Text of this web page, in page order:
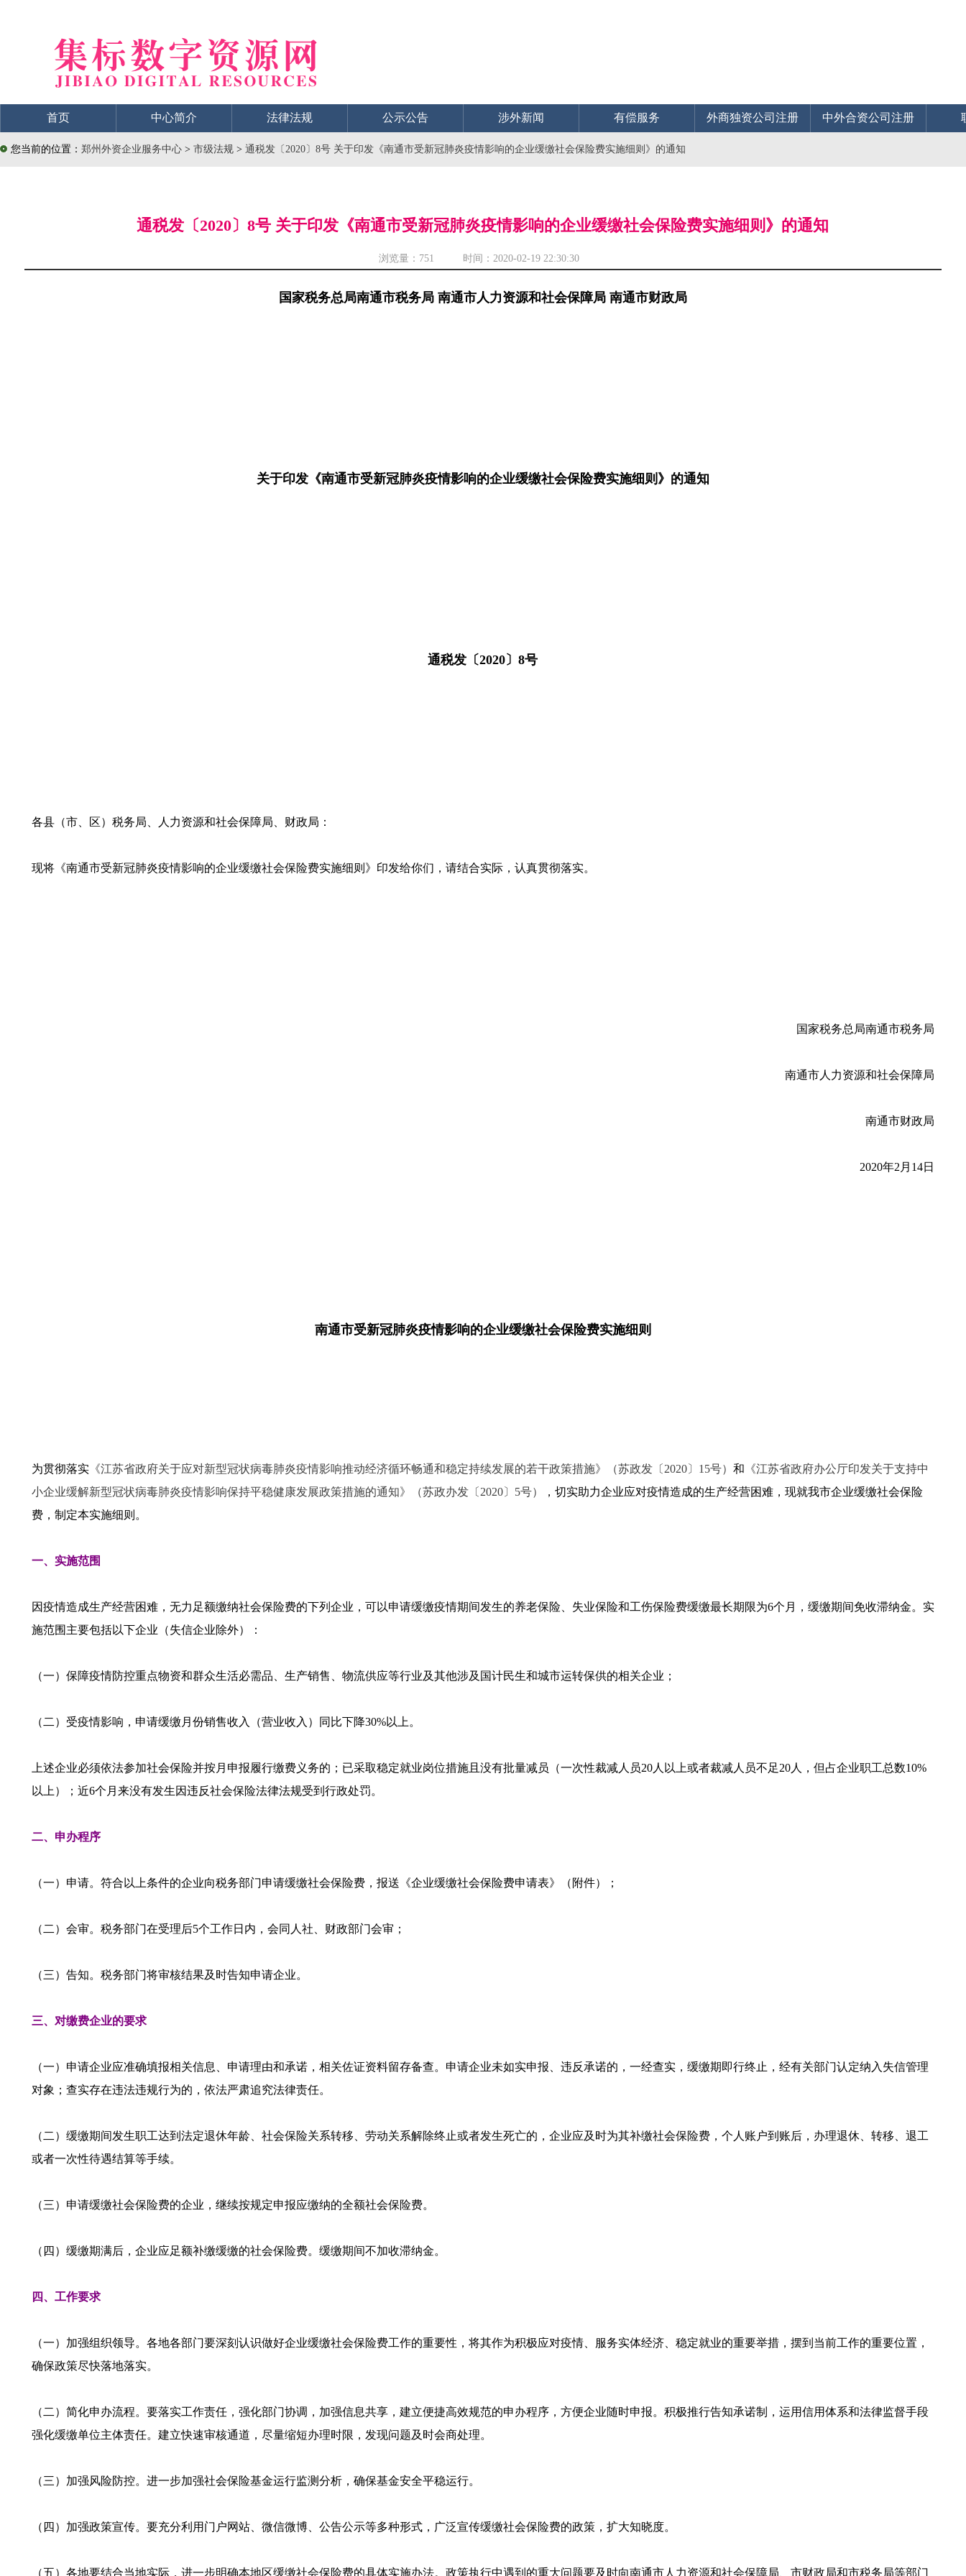
首页 中心简介 法律法规 公示公告 涉外新闻 有偿服务 外商独资公司注册 中外合资公司注册
您当前的位置： 郑州外资企业服务中心 > 市级法规 > 通税发〔2020〕8号 关于印发《南通市受新冠肺炎疫情影响的企业缓缴社会保险费实施细则》的通知
通税发〔2020〕8号 关于印发《南通市受新冠肺炎疫情影响的企业缓缴社会保险费实施细则》的通知
浏览量： 751 时间：2020-02-19 22:30:30
国家税务总局南通市税务局 南通市人力资源和社会保障局 南通市财政局
关于印发《南通市受新冠肺炎疫情影响的企业缓缴社会保险费实施细则》的通知
通税发〔2020〕8号
各县（市、区）税务局、人力资源和社会保障局、财政局：
现将《南通市受新冠肺炎疫情影响的企业缓缴社会保险费实施细则》印发给你们，请结合实际，认真贯彻落实。
国家税务总局南通市税务局
南通市人力资源和社会保障局
南通市财政局
2020年2月14日
南通市受新冠肺炎疫情影响的企业缓缴社会保险费实施细则
为贯彻落实《江苏省政府关于应对新型冠状病毒肺炎疫情影响推动经济循环畅通和稳定持续发展的若干政策措施》（苏政发〔2020〕15号） 和 《江苏省政府办公厅印发关于支持中
小企业缓解新型冠状病毒肺炎疫情影响保持平稳健康发展政策措施的通知》（苏政办发〔2020〕5号）
，切实助力企业应对疫情造成的生产经营困难，现就我市企业缓缴社会保险
费，制定本实施细则。
一、实施范围
因疫情造成生产经营困难，无力足额缴纳社会保险费的下列企业，可以申请缓缴疫情期间发生的养老保险、失业保险和工伤保险费缓缴最长期限为6个月，缓缴期间免收滞纳金。实
施范围主要包括以下企业（失信企业除外）：
（一）保障疫情防控重点物资和群众生活必需品、生产销售、物流供应等行业及其他涉及国计民生和城市运转保供的相关企业；
（二）受疫情影响，申请缓缴月份销售收入（营业收入）同比下降30%以上。
上述企业必须依法参加社会保险并按月申报履行缴费义务的；已采取稳定就业岗位措施且没有批量减员（一次性裁减人员20人以上或者裁减人员不足20人，但占企业职工总数10%
以上）；近6个月来没有发生因违反社会保险法律法规受到行政处罚。
二、申办程序
（一）申请。符合以上条件的企业向税务部门申请缓缴社会保险费，报送《企业缓缴社会保险费申请表》（附件）；
（二）会审。税务部门在受理后5个工作日内，会同人社、财政部门会审；
（三）告知。税务部门将审核结果及时告知申请企业。
三、对缴费企业的要求
（一）申请企业应准确填报相关信息、申请理由和承诺，相关佐证资料留存备查。申请企业未如实申报、违反承诺的，一经查实，缓缴期即行终止，经有关部门认定纳入失信管理
对象；查实存在违法违规行为的，依法严肃追究法律责任。
（二）缓缴期间发生职工达到法定退休年龄、社会保险关系转移、劳动关系解除终止或者发生死亡的，企业应及时为其补缴社会保险费，个人账户到账后，办理退休、转移、退工
或者一次性待遇结算等手续。
（三）申请缓缴社会保险费的企业，继续按规定申报应缴纳的全额社会保险费。
（四）缓缴期满后，企业应足额补缴缓缴的社会保险费。缓缴期间不加收滞纳金。
四、工作要求
（一）加强组织领导。各地各部门要深刻认识做好企业缓缴社会保险费工作的重要性，将其作为积极应对疫情、服务实体经济、稳定就业的重要举措，摆到当前工作的重要位置，
确保政策尽快落地落实。
（二）简化申办流程。要落实工作责任，强化部门协调，加强信息共享，建立便捷高效规范的申办程序，方便企业随时申报。积极推行告知承诺制，运用信用体系和法律监督手段
强化缓缴单位主体责任。建立快速审核通道，尽量缩短办理时限，发现问题及时会商处理。
（三）加强风险防控。进一步加强社会保险基金运行监测分析，确保基金安全平稳运行。
（四）加强政策宣传。要充分利用门户网站、微信微博、公告公示等多种形式，广泛宣传缓缴社会保险费的政策，扩大知晓度。
（五）各地要结合当地实际，进一步明确本地区缓缴社会保险费的具体实施办法。政策执行中遇到的重大问题要及时向南通市人力资源和社会保障局、市财政局和市税务局等部门